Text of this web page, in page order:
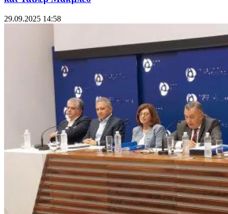
29.09.2025 14:58